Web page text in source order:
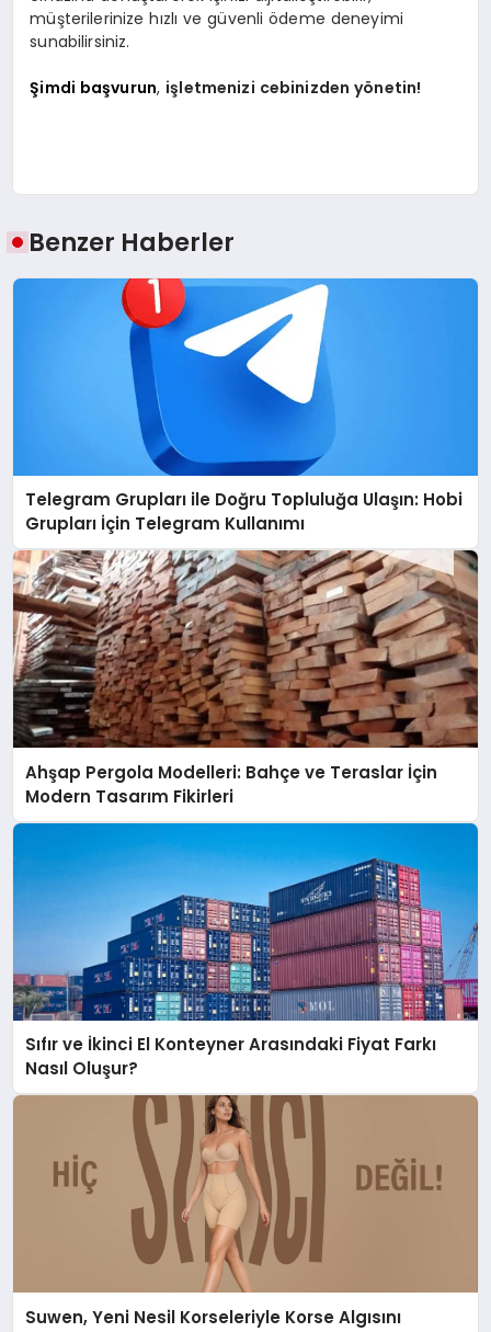
müşterilerinize hızlı ve güvenli ödeme deneyimi
sunabilirsiniz.
Şimdi başvurun, işletmenizi cebinizden yönetin!
Benzer Haberler
Telegram Grupları ile Doğru Topluluğa Ulaşın: Hobi
Grupları İçin Telegram Kullanımı
Ahşap Pergola Modelleri: Bahçe ve Teraslar İçin
Modern Tasarım Fikirleri
Sıfır ve İkinci El Konteyner Arasındaki Fiyat Farkı
Nasıl Oluşur?
Suwen, Yeni Nesil Korseleriyle Korse Algısını